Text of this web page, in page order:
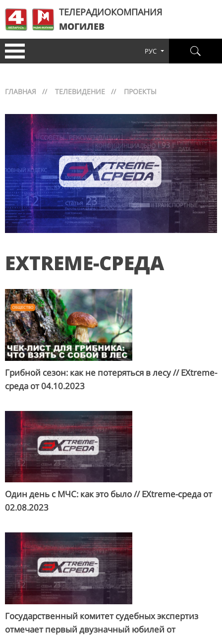
ТЕЛЕРАДИОКОМПАНИЯ
МОГИЛЕВ
РУС
ГЛАВНАЯ // ТЕЛЕВИДЕНИЕ // ПРОЕКТЫ
EXTREME-СРЕДА
Грибной сезон: как не потеряться в лесу // EXtreme-
среда от04.10.2023
Один день с МЧС: как это было // EXtreme-среда от
02.08.2023
Государственный комитет судебных экспертиз
отмечает первый двузначный юбилей от